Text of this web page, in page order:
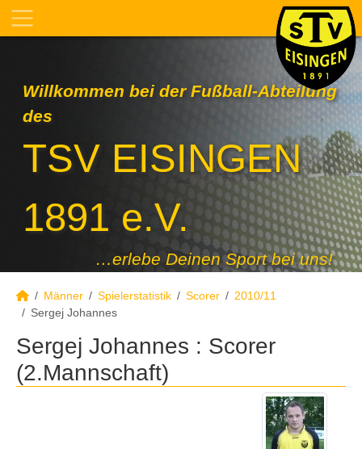
Willkommen bei der Fußball-Abteilung
des
TSV EISINGEN
1891 e.V.
…erlebe Deinen Sport bei uns!
Männer Spielerstatistik Scorer
2010/11
Sergej Johannes
Sergej Johannes : Scorer
(2.Mannschaft)